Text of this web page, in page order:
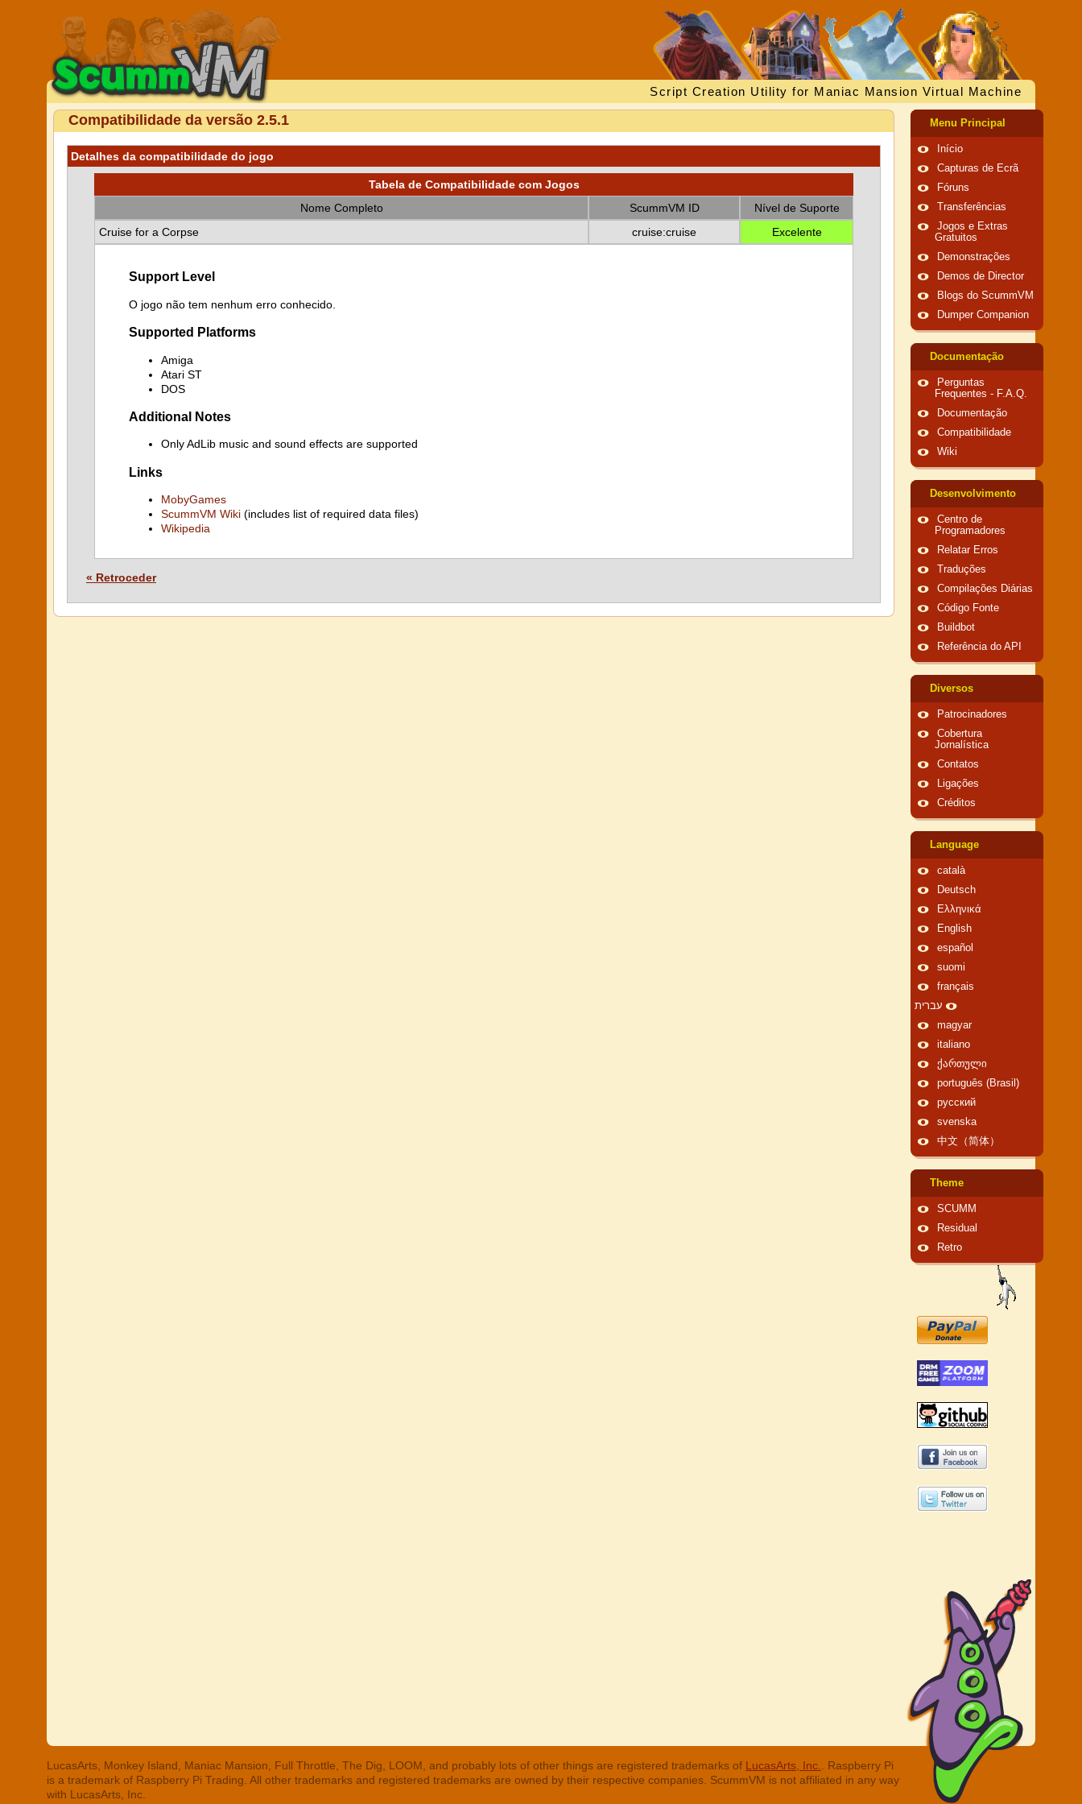
Script Creation Utility for Maniac Mansion Virtual Machine
Compatibilidade da versão 2.5.1
Detalhes da compatibilidade do jogo
Tabela de Compatibilidade com Jogos
Nome Completo
ScummVM ID
Nível de Suporte
Cruise for a Corpse
cruise:cruise Excelente
Support Level
O jogo não tem nenhum erro conhecido.
Supported Platforms
Amiga
Atari ST
DOS
Additional Notes
Only AdLib music and sound effects are supported
Links
MobyGames
ScummVM Wiki (includes list of required data files)
Wikipedia
« Retroceder
Menu Principal
Início
Capturas de Ecrã
Fóruns
Transferências
Jogos e Extras
Gratuitos
Demonstrações
Demos de Director
Blogs do ScummVM
Dumper Companion
Documentação
Perguntas
Frequentes - F.A.Q.
Documentação
Compatibilidade
Wiki
Desenvolvimento
Centro de
Programadores
Relatar Erros
Traduções
Compilações Diárias
Código Fonte
Buildbot
Referência do API
Diversos
Patrocinadores
Cobertura
Jornalística
Contatos
Ligações
Créditos
Language
català
Deutsch
Ελληνικά
English
español
suomi
français
עברית
magyar
italiano
ქართული
português (Brasil)
русский
svenska
中文（简体）
Theme
SCUMM
Residual
Retro
LucasArts, Monkey Island, Maniac Mansion, Full Throttle, The Dig, LOOM, and probably lots of other things are registered trademarks of LucasArts, Inc.
. Raspberry Pi
is a trademark of Raspberry Pi Trading. All other trademarks and registered trademarks are owned by their respective companies. ScummVM is not affiliated in any way
with LucasArts, Inc.